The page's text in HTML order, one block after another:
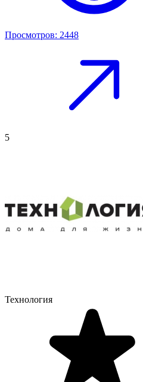
Просмотров: 2448
5
Технология